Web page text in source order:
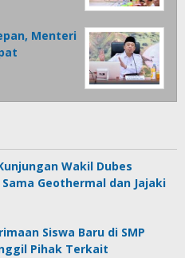
Menteri
Wakil Dubes
Geothermal dan Jajaki
Siswa Baru di SMP
Pihak Terkait